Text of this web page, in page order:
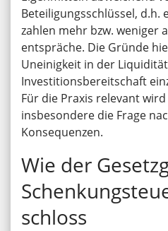
Beteiligungsschlüssel, d.h.
zahlen mehr bzw. weniger
entspräche. Die Gründe
Uneinigkeit in der
Investitionsbereitschaft
Für die Praxis relevant
insbesondere die Frage
Konsequenzen.
Wie der
schloss